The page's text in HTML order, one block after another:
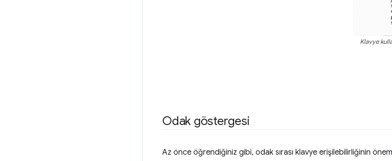
Klavye
Odak göstergesi
Az önce öğrendiğiniz gibi, odak sırası klavye erişilebilirliğinin